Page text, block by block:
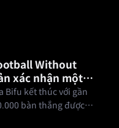
Without
xác nhận một
Bifu kết thúc với gần
bàn thắng được
lượng danh nghĩa